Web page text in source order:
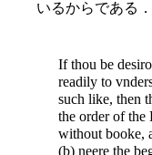
いるからである．
If thou be
readily to
such like, then
the order of the
without booke,
(b) neere the